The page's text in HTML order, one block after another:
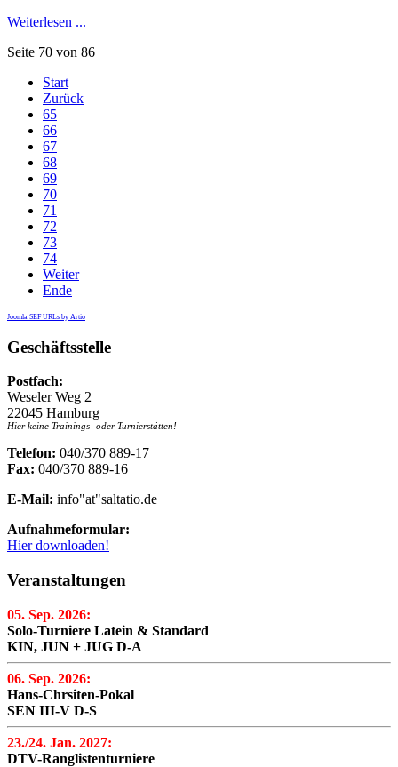
Weiterlesen ...
Seite 70 von 86
Start
Zurück
65
66
67
68
69
70
71
72
73
74
Weiter
Ende
Joomla SEF URLs by Artio
Geschäftsstelle
Postfach:
Weseler Weg 2
22045 Hamburg
Hier keine Trainings- oder Turnierstätten!
Telefon: 040/370 889-17
Fax: 040/370 889-16
E-Mail: info"at"saltatio.de
Aufnahmeformular:
Hier downloaden!
Veranstaltungen
05. Sep. 2026:
Solo-Turniere Latein & Standard
KIN, JUN + JUG D-A
06. Sep. 2026:
Hans-Chrsiten-Pokal
SEN III-V D-S
23./24. Jan. 2027:
DTV-Ranglistenturniere